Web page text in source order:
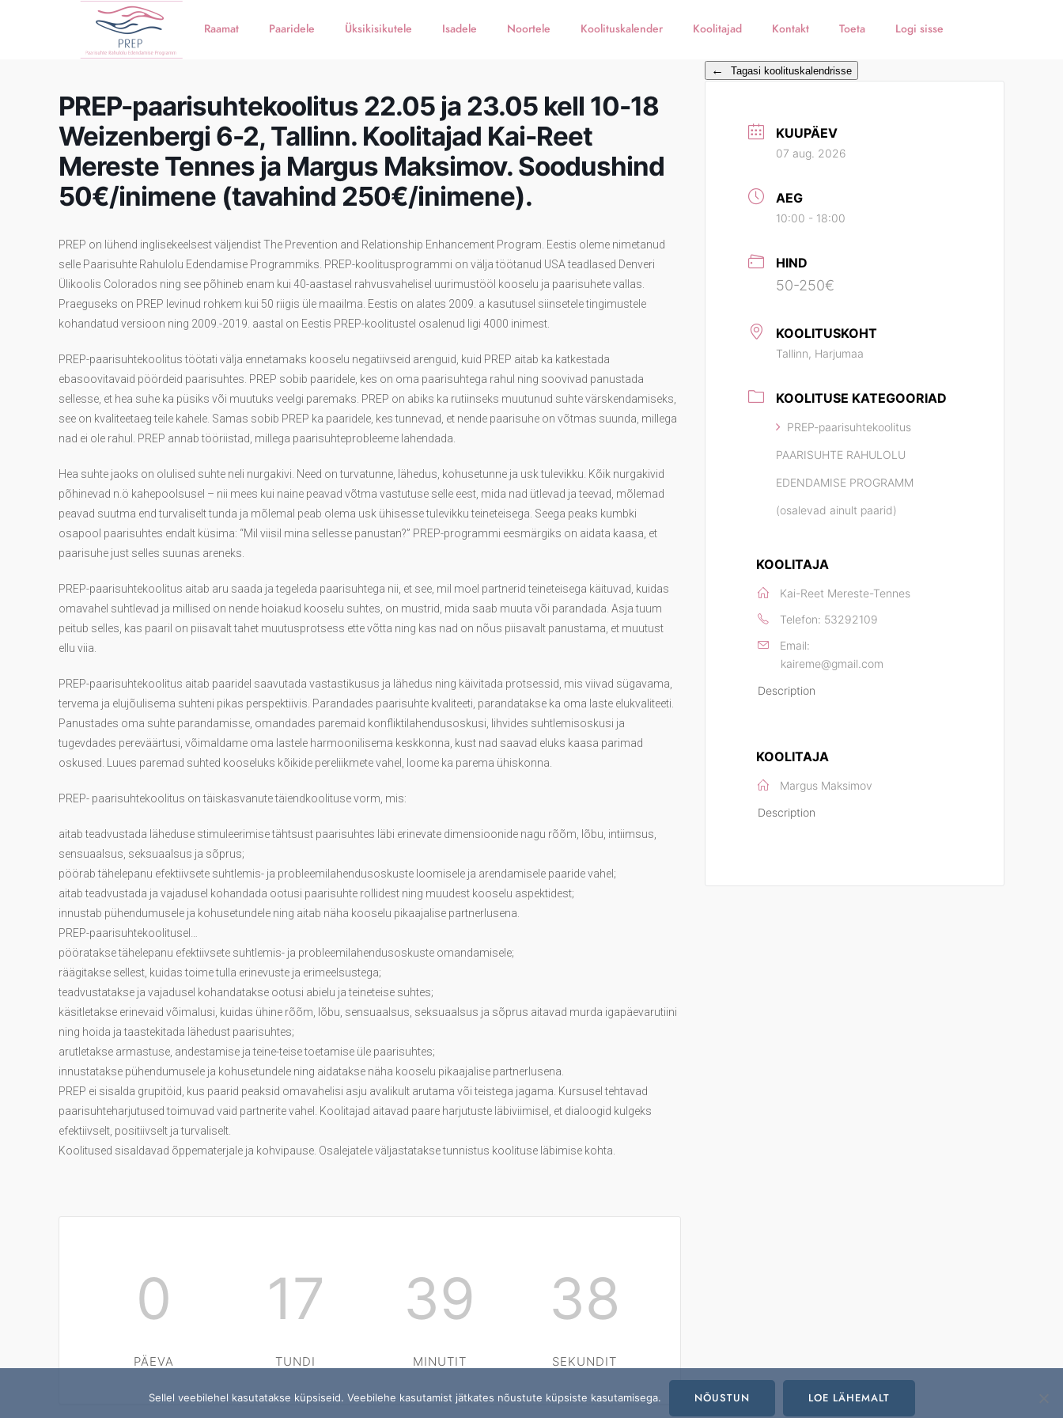
Raamat Paaridele Üksikisikutele Isadele Noortele Koolituskalender Koolitajad Kontakt Toeta Logi sisse
PREP-paarisuhtekoolitus 22.05 ja 23.05 kell 10-18
Weizenbergi 6-2, Tallinn. Koolitajad Kai-Reet
Mereste Tennes ja Margus Maksimov. Soodushind
50€/inimene (tavahind 250€/inimene).
PREP on lühend inglisekeelsest väljendist The Prevention and Relationship Enhancement Program. Eestis oleme nimetanud
selle Paarisuhte Rahulolu Edendamise Programmiks. PREP-koolitusprogrammi on välja töötanud USA teadlased Denveri
Ülikoolis Colorados ning see põhineb enam kui 40-aastasel rahvusvahelisel uurimustööl kooselu ja paarisuhete vallas.
Praeguseks on PREP levinud rohkem kui 50 riigis üle maailma. Eestis on alates 2009. a kasutusel siinsetele tingimustele
kohandatud versioon ning 2009.-2019. aastal on Eestis PREP-koolitustel osalenud ligi 4000 inimest.
PREP-paarisuhtekoolitus töötati välja ennetamaks kooselu negatiivseid arenguid, kuid PREP aitab ka katkestada
ebasoovitavaid pöördeid paarisuhtes. PREP sobib paaridele, kes on oma paarisuhtega rahul ning soovivad panustada
sellesse, et hea suhe ka püsiks või muutuks veelgi paremaks. PREP on abiks ka rutiinseks muutunud suhte värskendamiseks,
see on kvaliteetaeg teile kahele. Samas sobib PREP ka paaridele, kes tunnevad, et nende paarisuhe on võtmas suunda, millega
nad ei ole rahul. PREP annab tööriistad, millega paarisuhteprobleeme lahendada.
Hea suhte jaoks on olulised suhte neli nurgakivi. Need on turvatunne, lähedus, kohusetunne ja usk tulevikku. Kõik nurgakivid
põhinevad n.ö kahepoolsusel – nii mees kui naine peavad võtma vastutuse selle eest, mida nad ütlevad ja teevad, mõlemad
peavad suutma end turvaliselt tunda ja mõlemal peab olema usk ühisesse tulevikku teineteisega. Seega peaks kumbki
osapool paarisuhtes endalt küsima: “Mil viisil mina sellesse panustan?” PREP-programmi eesmärgiks on aidata kaasa, et
paarisuhe just selles suunas areneks.
PREP-paarisuhtekoolitus aitab aru saada ja tegeleda paarisuhtega nii, et see, mil moel partnerid teineteisega käituvad, kuidas
omavahel suhtlevad ja millised on nende hoiakud kooselu suhtes, on mustrid, mida saab muuta või parandada. Asja tuum
peitub selles, kas paaril on piisavalt tahet muutusprotsess ette võtta ning kas nad on nõus piisavalt panustama, et muutust
ellu viia.
PREP-paarisuhtekoolitus aitab paaridel saavutada vastastikusus ja lähedus ning käivitada protsessid, mis viivad sügavama,
tervema ja elujõulisema suhteni pikas perspektiivis. Parandades paarisuhte kvaliteeti, parandatakse ka oma laste elukvaliteeti.
Panustades oma suhte parandamisse, omandades paremaid konfliktilahendusoskusi, lihvides suhtlemisoskusi ja
tugevdades pereväärtusi, võimaldame oma lastele harmoonilisema keskkonna, kust nad saavad eluks kaasa parimad
oskused. Luues paremad suhted kooseluks kõikide pereliikmete vahel, loome ka parema ühiskonna.
PREP- paarisuhtekoolitus on täiskasvanute täiendkoolituse vorm, mis:
aitab teadvustada läheduse stimuleerimise tähtsust paarisuhtes läbi erinevate dimensioonide nagu rõõm, lõbu, intiimsus,
sensuaalsus, seksuaalsus ja sõprus;
pöörab tähelepanu efektiivsete suhtlemis- ja probleemilahendusoskuste loomisele ja arendamisele paaride vahel;
aitab teadvustada ja vajadusel kohandada ootusi paarisuhte rollidest ning muudest kooselu aspektidest;
innustab pühendumusele ja kohusetundele ning aitab näha kooselu pikaajalise partnerlusena.
PREP-paarisuhtekoolitusel…
pööratakse tähelepanu efektiivsete suhtlemis- ja probleemilahendusoskuste omandamisele;
räägitakse sellest, kuidas toime tulla erinevuste ja erimeelsustega;
teadvustatakse ja vajadusel kohandatakse ootusi abielu ja teineteise suhtes;
käsitletakse erinevaid võimalusi, kuidas ühine rõõm, lõbu, sensuaalsus, seksuaalsus ja sõprus aitavad murda igapäevarutiini
ning hoida ja taastekitada lähedust paarisuhtes;
arutletakse armastuse, andestamise ja teine-teise toetamise üle paarisuhtes;
innustatakse pühendumusele ja kohusetundele ning aidatakse näha kooselu pikaajalise partnerlusena.
PREP ei sisalda grupitöid, kus paarid peaksid omavahelisi asju avalikult arutama või teistega jagama. Kursusel tehtavad
paarisuhteharjutused toimuvad vaid partnerite vahel. Koolitajad aitavad paare harjutuste läbiviimisel, et dialoogid kulgeks
efektiivselt, positiivselt ja turvaliselt.
Koolitused sisaldavad õppematerjale ja kohvipause. Osalejatele väljastatakse tunnistus koolituse läbimise kohta.
0
PÄEVA
17
TUNDI
39
MINUTIT
38
SEKUNDIT
← Tagasi koolituskalendrisse
KUUPÄEV
07 aug. 2026
AEG
10:00 - 18:00
HIND
50-250€
KOOLITUSKOHT
Tallinn, Harjumaa
KOOLITUSE KATEGOORIAD
PREP-paarisuhtekoolitus
PAARISUHTE RAHULOLU
EDENDAMISE PROGRAMM
(osalevad ainult paarid)
KOOLITAJA
Kai-Reet Mereste-Tennes
Telefon: 53292109
Email:
kaireme@gmail.com
Description
KOOLITAJA
Margus Maksimov
Description
Sellel veebilehel kasutatakse küpsiseid. Veebilehe kasutamist jätkates nõustute küpsiste kasutamisega. NÕUSTUN LOE LÄHEMALT